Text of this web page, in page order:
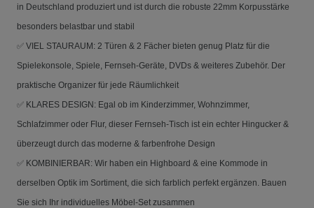
in Deutschland produziert und ist durch die robuste 22mm Korpusstärke
besonders belastbar und stabil
✅ VIEL STAURAUM: 2 Türen & 2 Fächer bieten genug Platz für die
Spielekonsole, Spiele, Fernseh-Geräte, DVDs & weiteres Zubehör. Der
praktische Organizer für jede Räumlichkeit
✅ KLARES DESIGN: Egal ob im Kinderzimmer, Wohnzimmer,
Schlafzimmer oder Flur, dieser Fernseh-Tisch ist ein echter Hingucker &
überzeugt durch das moderne & farbenfrohe Design
✅ KOMBINIERBAR: Wir haben ein Highboard & eine Kommode in
derselben Optik im Sortiment, die sich farblich perfekt ergänzen. Bauen
Sie sich Ihr individuelles Möbel-Set zusammen